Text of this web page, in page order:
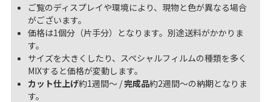
ご覧のディスプレイや環境により、現物と色が異なる場合
がございます。
価格は1個分（片手分）となります。別途送料がかかりま
す。
サイズを大きくしたり、スペシャルフィルムの種類を多く
MIXすると価格が変動します。
カット仕上げ約1週間～ /完成品約2週間～の納期となりま
す。